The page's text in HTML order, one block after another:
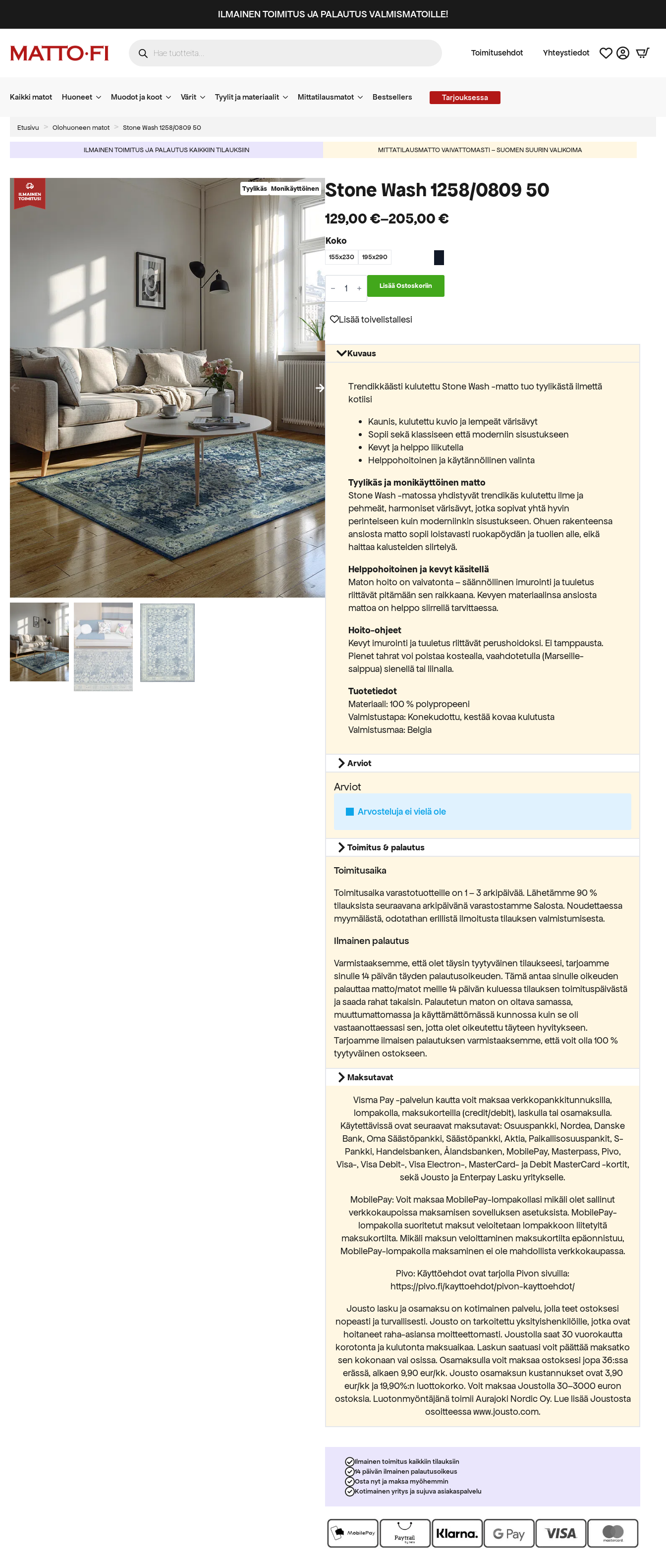
ILMAINEN TOIMITUS JA PALAUTUS VALMISMATOILLE!
search
Toimitusehdot Yhteystiedot
Kaikki matot Huoneet Muodot ja koot Värit Tyylit ja materiaalit Mittatilausmatot Bestsellers Tarjouksessa
Etusivu Olohuoneen matot Stone Wash 1258/0809 50
ILMAINEN TOIMITUS JA PALAUTUS KAIKKIIN TILAUKSIIN MITTATILAUSMATTO VAIVATTOMASTI – SUOMEN SUURIN VALIKOIMA
Tyylikäs Monikäyttöinen Stone Wash 1258/0809 50
129,00€–205,00€
Hintaluokka:
129,00 €
-
205,00 €
Koko
155x230 195x290
Stone
Wash
1258/0809
50
määrä
Lisää Ostoskoriin
Lisää toivelistallesi
Kuvaus
Trendikkäästi kulutettu Stone Wash -matto tuo tyylikästä ilmettä
kotiisi
Kaunis, kulutettu kuvio ja lempeät värisävyt
Sopii sekä klassiseen että moderniin sisustukseen
Kevyt ja helppo liikutella
Helppohoitoinen ja käytännöllinen valinta
Tyylikäs ja monikäyttöinen matto
Stone Wash -matossa yhdistyvät trendikäs kulutettu ilme ja
pehmeät, harmoniset värisävyt, jotka sopivat yhtä hyvin
perinteiseen kuin moderniinkin sisustukseen. Ohuen rakenteensa
ansiosta matto sopii loistavasti ruokapöydän ja tuolien alle, eikä
haittaa kalusteiden siirtelyä.
Helppohoitoinen ja kevyt käsitellä
Maton hoito on vaivatonta – säännöllinen imurointi ja tuuletus
riittävät pitämään sen raikkaana. Kevyen materiaalinsa ansiosta
mattoa on helppo siirrellä tarvittaessa.
Hoito-ohjeet
Kevyt imurointi ja tuuletus riittävät perushoidoksi. Ei tamppausta.
Pienet tahrat voi poistaa kostealla, vaahdotetulla (Marseille-
saippua) sienellä tai liinalla.
Tuotetiedot
Materiaali: 100 % polypropeeni
Valmistustapa: Konekudottu, kestää kovaa kulutusta
Valmistusmaa: Belgia
Arviot
Arviot
Arvosteluja ei vielä ole
Toimitus & palautus
Toimitusaika
Toimitusaika varastotuotteille on 1 – 3 arkipäivää. Lähetämme 90 %
tilauksista seuraavana arkipäivänä varastostamme Salosta. Noudettaessa
myymälästä, odotathan erillistä ilmoitusta tilauksen valmistumisesta.
Ilmainen palautus
Varmistaaksemme, että olet täysin tyytyväinen tilaukseesi, tarjoamme
sinulle 14 päivän täyden palautusoikeuden. Tämä antaa sinulle oikeuden
palauttaa matto/matot meille 14 päivän kuluessa tilauksen toimituspäivästä
ja saada rahat takaisin. Palautetun maton on oltava samassa,
muuttumattomassa ja käyttämättömässä kunnossa kuin se oli
vastaanottaessasi sen, jotta olet oikeutettu täyteen hyvitykseen.
Tarjoamme ilmaisen palautuksen varmistaaksemme, että voit olla 100 %
tyytyväinen ostokseen.
Maksutavat
Visma Pay -palvelun kautta voit maksaa verkkopankkitunnuksilla,
lompakolla, maksukorteilla (credit/debit), laskulla tai osamaksulla.
Käytettävissä ovat seuraavat maksutavat: Osuuspankki, Nordea, Danske
Bank, Oma Säästöpankki, Säästöpankki, Aktia, Paikallisosuuspankit, S-
Pankki, Handelsbanken, Ålandsbanken, MobilePay, Masterpass, Pivo,
Visa-, Visa Debit-, Visa Electron-, MasterCard- ja Debit MasterCard -kortit,
sekä Jousto ja Enterpay Lasku yritykselle.
MobilePay: Voit maksaa MobilePay-lompakollasi mikäli olet sallinut
verkkokaupoissa maksamisen sovelluksen asetuksista. MobilePay-
lompakolla suoritetut maksut veloitetaan lompakkoon liitetyltä
maksukortilta. Mikäli maksun veloittaminen maksukortilta epäonnistuu,
MobilePay-lompakolla maksaminen ei ole mahdollista verkkokaupassa.
Pivo: Käyttöehdot ovat tarjolla Pivon sivuilla:
https://pivo.fi/kayttoehdot/pivon-kayttoehdot/
Jousto lasku ja osamaksu on kotimainen palvelu, jolla teet ostoksesi
nopeasti ja turvallisesti. Jousto on tarkoitettu yksityishenkilöille, jotka ovat
hoitaneet raha-asiansa moitteettomasti. Joustolla saat 30 vuorokautta
korotonta ja kulutonta maksuaikaa. Laskun saatuasi voit päättää maksatko
sen kokonaan vai osissa. Osamaksulla voit maksaa ostoksesi jopa 36:ssa
erässä, alkaen 9,90 eur/kk. Jousto osamaksun kustannukset ovat 3,90
eur/kk ja 19,90%:n luottokorko. Voit maksaa Joustolla 30–3000 euron
ostoksia. Luotonmyöntäjänä toimii Aurajoki Nordic Oy. Lue lisää Joustosta
osoitteessa www.jousto.com.
Ilmainen toimitus kaikkiin tilauksiin
14 päivän ilmainen palautusoikeus
Osta nyt ja maksa myöhemmin
Kotimainen yritys ja sujuva asiakaspalvelu